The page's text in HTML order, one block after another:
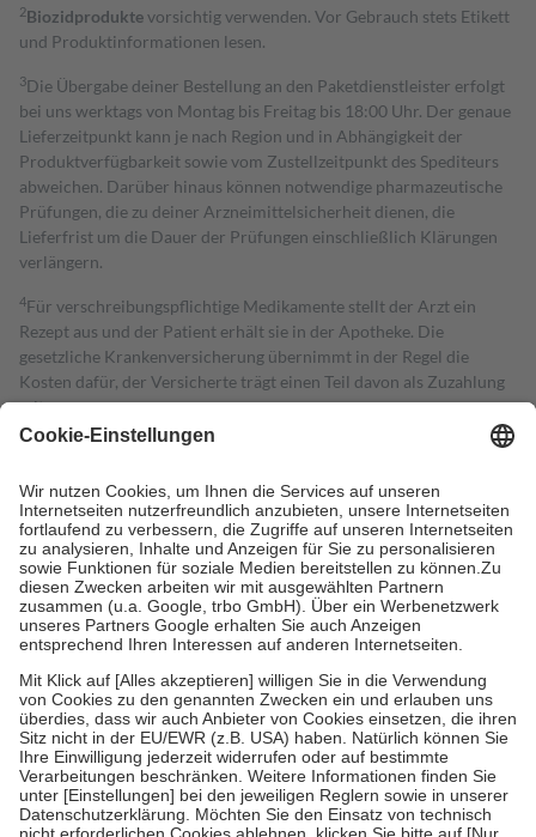
2Biozidproduktevorsichtig verwenden. Vor Gebrauch stets Etikett
und Produktinformationen lesen.
3Die Übergabe deiner Bestellung an den Paketdienstleister erfolgt
bei uns werktags von Montag bis Freitag bis 18:00 Uhr. Der genaue
Lieferzeitpunkt kann je nach Region und in Abhängigkeit der
Produktverfügbarkeit sowie vom Zustellzeitpunkt des Spediteurs
abweichen. Darüber hinaus können notwendige pharmazeutische
Prüfungen, die zu deiner Arzneimittelsicherheit dienen, die
Lieferfrist um die Dauer der Prüfungen einschließlich Klärungen
verlängern.
4Für verschreibungspflichtige Medikamente stellt der Arzt ein
Rezept aus und der Patient erhält sie in der Apotheke. Die
gesetzliche Krankenversicherung übernimmt in der Regel die
Kosten dafür, der Versicherte trägt einen Teil davon als Zuzahlung
mit.
Grundsätzlich leisten Mitglieder Zuzahlungen in Höhe von zehn
höchstens zehn Euro.
Es sind jedoch nie mehr als die tatsächlichen
Kosten der Leistung zu entrichten.
Diese Regeln gelten grundsätzlich auch für Online-Apotheken.
Bei Heilmitteln und häuslicher Krankenpflege beträgt die
Zuzahlung zehn Prozent der Kosten sowie zehn Euro je
Verordnung.
Um das Engagement der Versicherten für ihre eigene Gesundheit zu
stärken und die besondere Stellung der Familie zu unterstützen,
fallenkeine Zuzahlungenan bei:
• Kindern und Jugendlichen bis zum vollendeten 18. Lebensjahr
mit Ausnahme der Fahrkosten
• Untersuchungen zur Vorsorge und Früherkennung, die von der
GKV getragen werden
• empfohlenen Schutzimpfungen